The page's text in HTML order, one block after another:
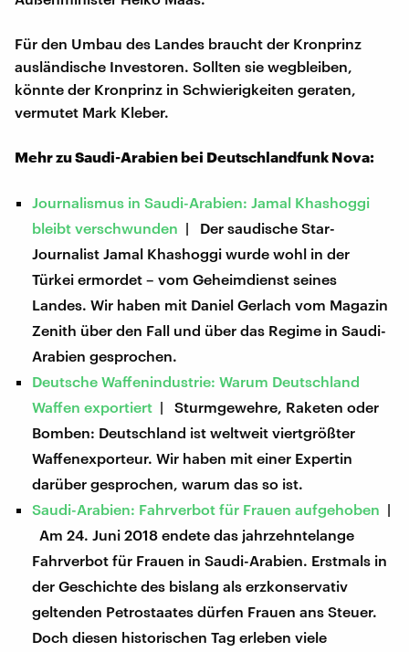
Für den Umbau des Landes braucht der Kronprinz
ausländische Investoren. Sollten sie wegbleiben,
könnte der Kronprinz in Schwierigkeiten geraten,
vermutet Mark Kleber.
Mehr zu Saudi-Arabien bei Deutschlandfunk Nova:
Journalismus in Saudi-Arabien: Jamal Khashoggi
bleibt verschwunden | Der saudische Star-
Journalist Jamal Khashoggi wurde wohl in der
Türkei ermordet – vom Geheimdienst seines
Landes. Wir haben mit Daniel Gerlach vom Magazin
Zenith über den Fall und über das Regime in Saudi-
Arabien gesprochen.
Deutsche Waffenindustrie: Warum Deutschland
Waffen exportiert | Sturmgewehre, Raketen oder
Bomben: Deutschland ist weltweit viertgrößter
Waffenexporteur. Wir haben mit einer Expertin
darüber gesprochen, warum das so ist.
Saudi-Arabien: Fahrverbot für Frauen aufgehoben |
Am 24. Juni 2018 endete das jahrzehntelange
Fahrverbot für Frauen in Saudi-Arabien. Erstmals in
der Geschichte des bislang als erzkonservativ
geltenden Petrostaates dürfen Frauen ans Steuer.
Doch diesen historischen Tag erleben viele